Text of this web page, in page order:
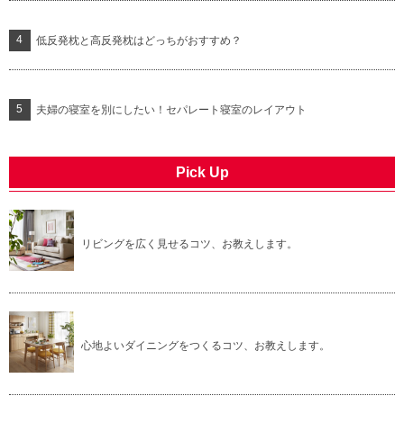
低反発枕と高反発枕はどっちがおすすめ？
夫婦の寝室を別にしたい！セパレート寝室のレイアウト
Pick Up
リビングを広く見せるコツ、お教えします。
心地よいダイニングをつくるコツ、お教えします。